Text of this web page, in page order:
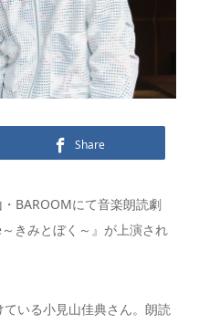
Share
BAROOMにて音楽朗読劇
きみとぼく～』が上演され
いる小見山佳典さん。朗読